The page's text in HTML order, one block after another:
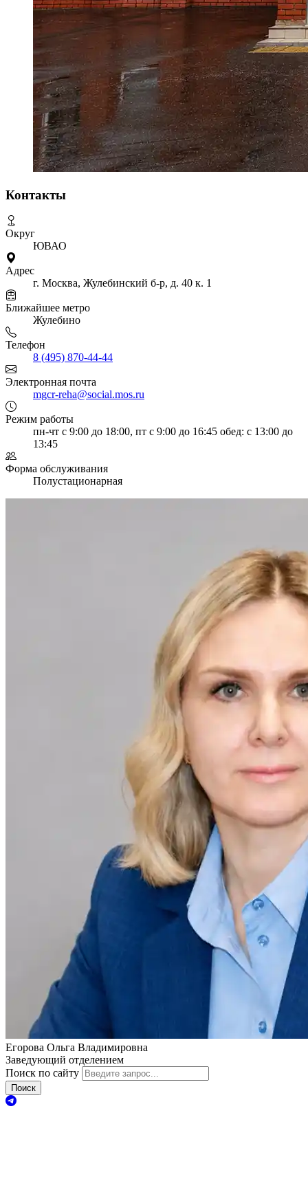
Контакты
Округ
ЮВАО
Адрес
г. Москва, Жулебинский б-р, д. 40 к. 1
Ближайшее метро
Жулебино
Телефон
8 (495) 870-44-44
Электронная почта
mgcr-reha@social.mos.ru
Режим работы
пн-чт с 9:00 до 18:00, пт с 9:00 до 16:45 обед: с 13:00 до
13:45
Форма обслуживания
Полустационарная
Егорова Ольга Владимировна
Заведующий отделением
Поиск по сайту
Поиск